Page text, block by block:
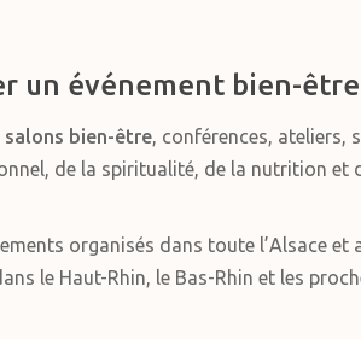
un événement bien-
salons bien-être, conférences, ateliers,
de la spiritualité, de la nutrition et
organisés dans toute l’Alsace
le Haut-Rhin, le Bas-Rhin et les